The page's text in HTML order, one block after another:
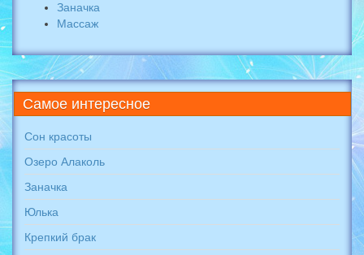
Заначка
Массаж
Самое интересное
Сон красоты
Озеро Алаколь
Заначка
Юлька
Крепкий брак